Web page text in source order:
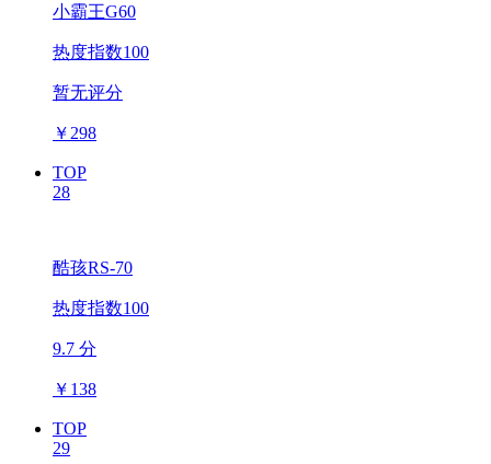
小霸王G60
热度指数100
暂无评分
￥ 298
TOP
28
酷孩RS-70
热度指数100
9.7 分
￥ 138
TOP
29